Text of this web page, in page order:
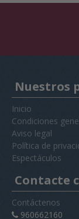
Nuestros
Inicio
Condiciones
Aviso legal
Política de
Espectáculos
Contacte
Contáctenos
960662160